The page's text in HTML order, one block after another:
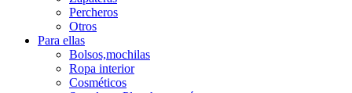
Percheros
Otros
Para ellas
Bolsos,mochilas
Ropa interior
Cosméticos